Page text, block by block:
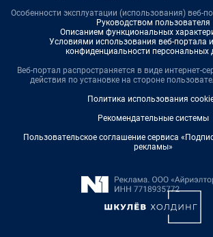
Особенности эксплуатации (использования) веб-
Руководством пользователя
Описанием функциональных
Условиями использования веб-портала
конфиденциальности персональных
Веб-портал распространяется в виде интернет-
действия по установке на стороне
Политика использования
Рекомендательные системы
Пользовательское соглашение сервиса
рекламы»